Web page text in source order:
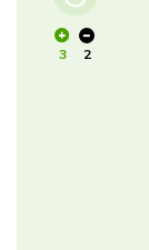
3 2